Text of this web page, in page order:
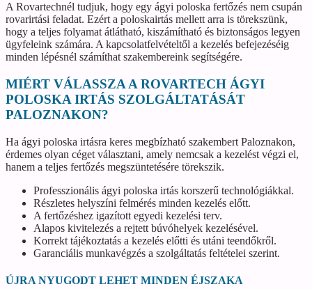
A Rovartechnél tudjuk, hogy egy ágyi poloska fertőzés nem csupán
rovarirtási feladat. Ezért a poloskairtás mellett arra is törekszünk,
hogy a teljes folyamat átlátható, kiszámítható és biztonságos legyen
ügyfeleink számára. A kapcsolatfelvételtől a kezelés befejezéséig
minden lépésnél számíthat szakembereink segítségére.
MIÉRT VÁLASSZA A ROVARTECH ÁGYI
POLOSKA IRTÁS SZOLGÁLTATÁSÁT
PALOZNAKON?
Ha ágyi poloska irtásra keres megbízható szakembert Paloznakon,
érdemes olyan céget választani, amely nemcsak a kezelést végzi el,
hanem a teljes fertőzés megszüntetésére törekszik.
Professzionális ágyi poloska irtás korszerű technológiákkal.
Részletes helyszíni felmérés minden kezelés előtt.
A fertőzéshez igazított egyedi kezelési terv.
Alapos kivitelezés a rejtett búvóhelyek kezelésével.
Korrekt tájékoztatás a kezelés előtti és utáni teendőkről.
Garanciális munkavégzés a szolgáltatás feltételei szerint.
ÚJRA NYUGODT LEHET MINDEN ÉJSZAKA